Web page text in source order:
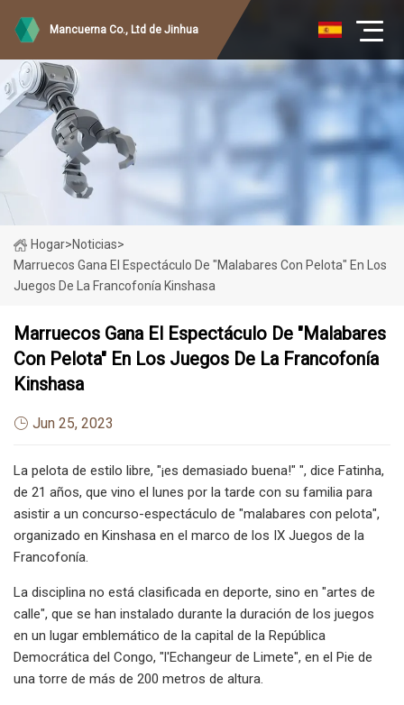
Mancuerna Co., Ltd de Jinhua
Hogar>Noticias>
Marruecos Gana El Espectáculo De "malabares Con Pelota" En Los
Juegos De La Francofonía Kinshasa
Marruecos Gana El Espectáculo De "malabares
Con Pelota" En Los Juegos De La Francofonía
Kinshasa
Jun 25, 2023
La pelota de estilo libre, "¡es demasiado buena!" ", dice Fatinha,
de 21 años, que vino el lunes por la tarde con su familia para
asistir a un concurso-espectáculo de "malabares con pelota",
organizado en Kinshasa en el marco de los IX Juegos de la
Francofonía.
La disciplina no está clasificada en deporte, sino en "artes de
calle", que se han instalado durante la duración de los juegos
en un lugar emblemático de la capital de la República
Democrática del Congo, "l'Echangeur de Limete", en el Pie de
una torre de más de 200 metros de altura.